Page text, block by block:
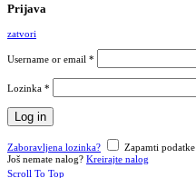
Prijava
zatvori
Username or email *
Lozinka *
Log in
Zaboravljena lozinka?
Zapamti podatke
Još nemate nalog? Kreirajte nalog
Scroll To Top